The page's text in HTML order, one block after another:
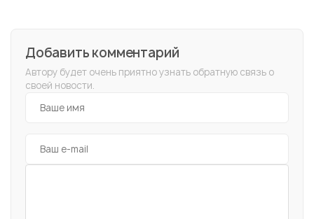
Добавить комментарий
Автору будет очень приятно узнать обратную связь о
своей новости.